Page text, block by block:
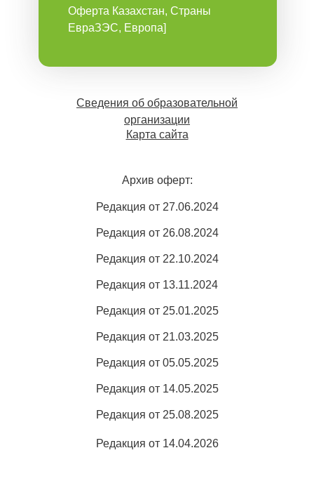
Оферта Казахстан, Страны
ЕвраЗЭС, Европа]
Сведения об образовательной
организации
Карта сайта
Архив оферт:
Редакция от 27.06.2024
Редакция от 25.08.2025
Редакция от 26.08.2024
Редакция от 25.01.2025
Редакция от 21.03.2025
Редакция от 05.05.2025
Редакция от 14.05.2025
Редакция от 14.04.2026
Редакция от 22.10.2024
Редакция от 13.11.2024